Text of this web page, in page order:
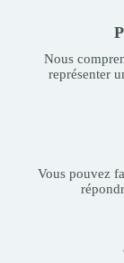
Nous
représenter
Vous pouvez